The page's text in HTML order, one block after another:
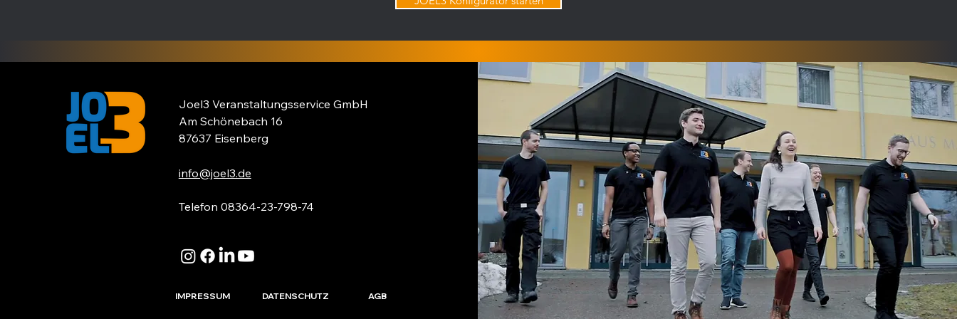
Joel3 Veranstaltungsservice GmbH
Am Schönebach 16
87637 Eisenberg
info@joel3.de
Telefon 08364-23-798-74
IMPRESSUM DATENSCHUTZ AGB